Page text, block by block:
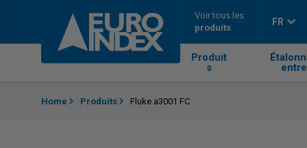
Voir tous les
produits
FR
Produit
s
Home Produits Fluke a3001 FC